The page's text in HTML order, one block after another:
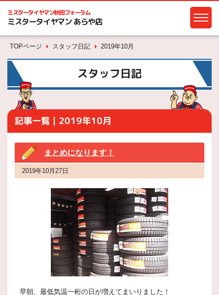
ミスタータイヤマン秋田フォーラム
ミスタータイヤマン あらや店
TOPページ スタッフ日記 2019年10月
スタッフ日記
記事一覧｜2019年10月
まとめになります！
2019年10月27日
早朝、最低気温一桁の日が増えてまいりました！